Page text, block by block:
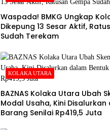
Waspada! BMKG Ungkap
Dikepung 13 Sesar Aktif,
Sudah Terekam
KOLAKA UTARA
BAZNAS Kolaka Utara Ubah
Modal Usaha, Kini
Barang Senilai Rp419,5 Juta